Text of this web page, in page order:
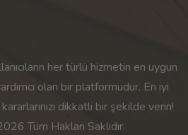
her türlü hizmetin en uygun
olan bir platformudur. En iyi
dikkatli bir şekilde verin!
Tüm Hakları Saklıdır.